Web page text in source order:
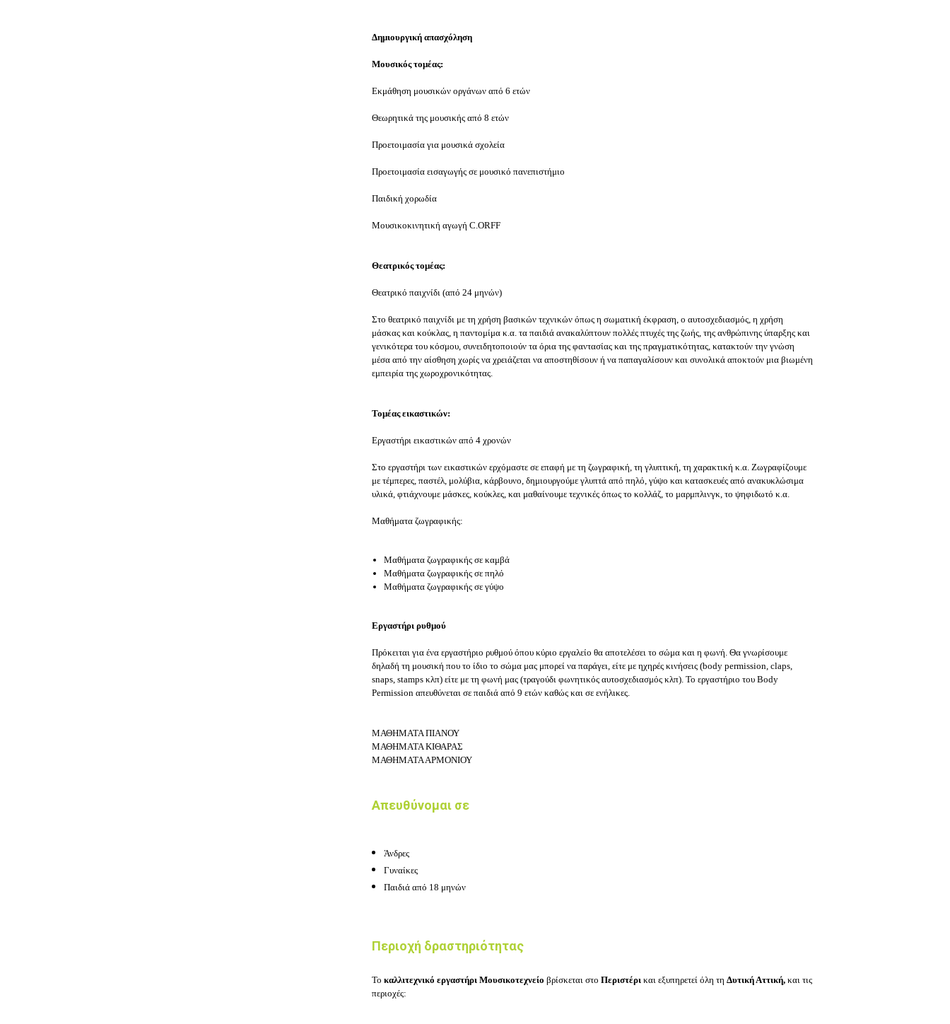
Δημιουργική απασχόληση
Μουσικός τομέας:
Εκμάθηση μουσικών οργάνων από 6 ετών
Θεωρητικά της μουσικής από 8 ετών
Προετοιμασία για μουσικά σχολεία
Προετοιμασία εισαγωγής σε μουσικό πανεπιστήμιο
Παιδική χορωδία
Μουσικοκινητική αγωγή C.ORFF
Θεατρικός τομέας:
Θεατρικό παιχνίδι (από 24 μηνών)
Στο θεατρικό παιχνίδι με τη χρήση βασικών τεχνικών όπως η σωματική έκφραση, ο αυτοσχεδιασμός, η χρήση
μάσκας και κούκλας, η παντομίμα κ.α. τα παιδιά ανακαλύπτουν πολλές πτυχές της ζωής, της ανθρώπινης ύπαρξης και
γενικότερα του κόσμου, συνειδητοποιούν τα όρια της φαντασίας και της πραγματικότητας, κατακτούν την γνώση
μέσα από την αίσθηση χωρίς να χρειάζεται να αποστηθίσουν ή να παπαγαλίσουν και συνολικά αποκτούν μια βιωμένη
εμπειρία της χωροχρονικότητας.
Τομέας εικαστικών:
Εργαστήρι εικαστικών από 4 χρονών
Στο εργαστήρι των εικαστικών ερχόμαστε σε επαφή με τη ζωγραφική, τη γλυπτική, τη χαρακτική κ.α. Ζωγραφίζουμε
με τέμπερες, παστέλ, μολύβια, κάρβουνο, δημιουργούμε γλυπτά από πηλό, γύψο και κατασκευές από ανακυκλώσιμα
υλικά, φτιάχνουμε μάσκες, κούκλες, και μαθαίνουμε τεχνικές όπως το κολλάζ, το μαρμπλινγκ, το ψηφιδωτό κ.α.
Μαθήματα ζωγραφικής:
Μαθήματα ζωγραφικής σε καμβά
Μαθήματα ζωγραφικής σε πηλό
Μαθήματα ζωγραφικής σε γύψο
Εργαστήρι ρυθμού
Πρόκειται για ένα εργαστήριο ρυθμού όπου κύριο εργαλείο θα αποτελέσει το σώμα και η φωνή. Θα γνωρίσουμε
δηλαδή τη μουσική που το ίδιο το σώμα μας μπορεί να παράγει, είτε με ηχηρές κινήσεις (body permission, claps,
snaps, stamps κλπ) είτε με τη φωνή μας (τραγούδι φωνητικός αυτοσχεδιασμός κλπ). Το εργαστήριο του Body
Permission απευθύνεται σε παιδιά από 9 ετών καθώς και σε ενήλικες.
ΜΑΘΗΜΑΤΑ ΠΙΑΝΟΥ
ΜΑΘΗΜΑΤΑ ΚΙΘΑΡΑΣ
ΜΑΘΗΜΑΤΑ ΑΡΜΟΝΙΟΥ
Απευθύνομαι σε
Άνδρες
Γυναίκες
Παιδιά από 18 μηνών
Περιοχή δραστηριότητας
Το καλλιτεχνικό εργαστήρι Μουσικοτεχνείο βρίσκεται στο Περιστέρι και εξυπηρετεί όλη τη Δυτική Αττική, και τις
περιοχές: